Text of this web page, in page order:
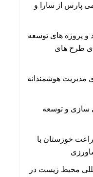
پارس از سارا و
و پروژه های توسعه
طرح‌ های
مدیریت هوشمندانه
سازی و توسعه
خوزستان با
محیط زیست در